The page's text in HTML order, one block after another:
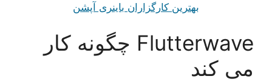
بهترین کارگزاران باینری آپشن
Flutterwave چگونه کار
می کند